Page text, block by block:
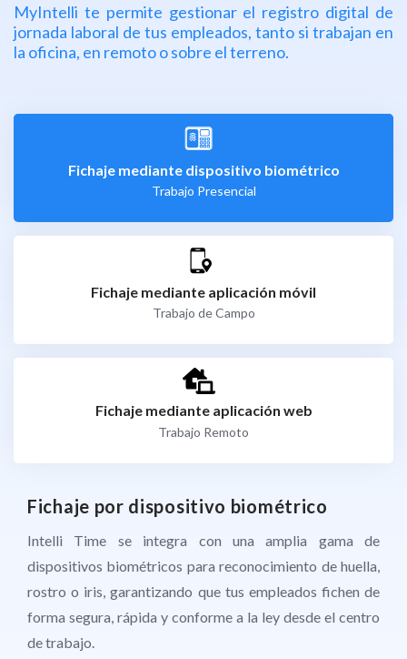
MyIntelli te permite gestionar el registro digital de
jornada laboral de tus empleados, tanto si trabajan en
la oficina, en remoto o sobre el terreno.
Fichaje mediante dispositivo biométrico
Trabajo Presencial
Fichaje mediante aplicación móvil
Trabajo de Campo
Fichaje mediante aplicación web
Trabajo Remoto
Fichaje por dispositivo biométrico
Intelli Time se integra con una amplia gama de
dispositivos biométricos para reconocimiento de huella,
rostro o iris, garantizando que tus empleados fichen de
forma segura, rápida y conforme a la ley desde el centro
de trabajo.
Fichaje desde dispositivo móvil
Controla con precisión la ubicación y el tiempo
trabajado de tu personal de campo. Con nuestra app
móvil, tus empleados pueden fichar fácilmente desde
cualquier lugar, gestionar permisos o consultar sus turnos
de manera ágil e intuitiva.
Fichaje desde ordenador
Intelli Time ofrece una plataforma de registro de jornada
para empleados en teletrabajo, que permite a las
empresas medir productividad, actividad y tiempo
efectivo dedicado a cada tarea, cumpliendo con la
normativa laboral vigente.